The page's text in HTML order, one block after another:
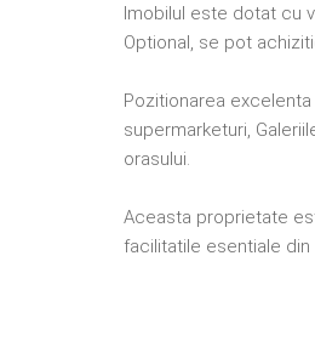
Imobilul este dotat cu
Optional, se pot
Pozitionarea
supermarketuri,
orasului.
Aceasta proprietate
facilitatile esentiale din